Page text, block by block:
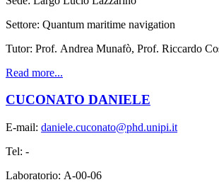
Settore: Quantum maritime navigation
Tutor: Prof. Andrea Munafò, Prof. Riccardo
Read more...
CUCONATO DANIELE
E-mail: daniele.cuconato@phd.unipi.it
Tel: -
Laboratorio: A-00-06